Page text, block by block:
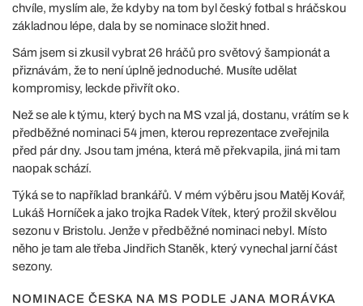
chvíle, myslím ale, že kdyby na tom byl český fotbal s hráčskou
základnou lépe, dala by se nominace složit hned.
Sám jsem si zkusil vybrat 26 hráčů pro světový šampionát a
přiznávám, že to není úplně jednoduché. Musíte udělat
kompromisy, leckde přivřít oko.
Než se ale k týmu, který bych na MS vzal já, dostanu, vrátím se k
předběžné nominaci 54 jmen, kterou reprezentace zveřejnila
před pár dny. Jsou tam jména, která mě překvapila, jiná mi tam
naopak schází.
Týká se to například brankářů. V mém výběru jsou Matěj Kovář,
Lukáš Horníček a jako trojka Radek Vítek, který prožil skvělou
sezonu v Bristolu. Jenže v předběžné nominaci nebyl. Místo
něho je tam ale třeba Jindřich Staněk, který vynechal jarní část
sezony.
NOMINACE ČESKA NA MS PODLE JANA MORÁVKA